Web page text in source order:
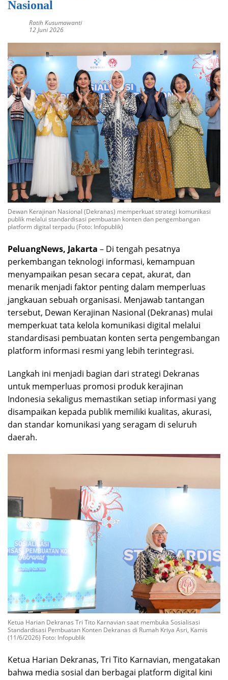
Nasional
Ratih Kusumawanti
12 Juni 2026
Dewan Kerajinan Nasional (Dekranas) memperkuat strategi komunikasi
publik melalui standardisasi pembuatan konten dan pengembangan
platform digital terpadu (Foto: Infopublik)
PeluangNews, Jakarta – Di tengah pesatnya
perkembangan teknologi informasi, kemampuan
menyampaikan pesan secara cepat, akurat, dan
menarik menjadi faktor penting dalam memperluas
jangkauan sebuah organisasi. Menjawab tantangan
tersebut, Dewan Kerajinan Nasional (Dekranas) mulai
memperkuat tata kelola komunikasi digital melalui
standardisasi pembuatan konten serta pengembangan
platform informasi resmi yang lebih terintegrasi.
Langkah ini menjadi bagian dari strategi Dekranas
untuk memperluas promosi produk kerajinan
Indonesia sekaligus memastikan setiap informasi yang
disampaikan kepada publik memiliki kualitas, akurasi,
dan standar komunikasi yang seragam di seluruh
daerah.
Ketua Harian Dekranas Tri Tito Karnavian saat membuka Sosialisasi
Standardisasi Pembuatan Konten Dekranas di Rumah Kriya Asri, Kamis
(11/6/2026) Foto: Infopublik
Ketua Harian Dekranas, Tri Tito Karnavian, mengatakan
bahwa media sosial dan berbagai platform digital kini